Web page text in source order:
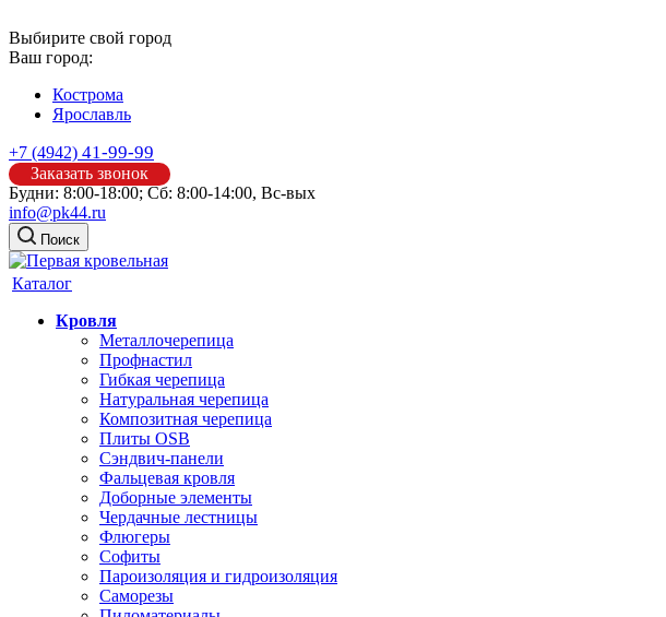
Выбирите свой город
Ваш город:
Кострома
Ярославль
+7 (4942) 41-99-99
Заказать звонок
Будни: 8:00-18:00; Сб: 8:00-14:00, Вс-вых
info@pk44.ru
Поиск
Каталог
Кровля
Металлочерепица
Профнастил
Гибкая черепица
Натуральная черепица
Композитная черепица
Плиты OSB
Сэндвич-панели
Фальцевая кровля
Доборные элементы
Чердачные лестницы
Флюгеры
Софиты
Пароизоляция и гидроизоляция
Саморезы